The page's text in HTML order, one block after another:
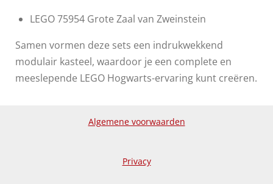
LEGO 75954 Grote Zaal van Zweinstein
Samen vormen deze sets een indrukwekkend
modulair kasteel, waardoor je een complete en
meeslepende LEGO Hogwarts-ervaring kunt creëren.
Algemene voorwaarden
Privacy